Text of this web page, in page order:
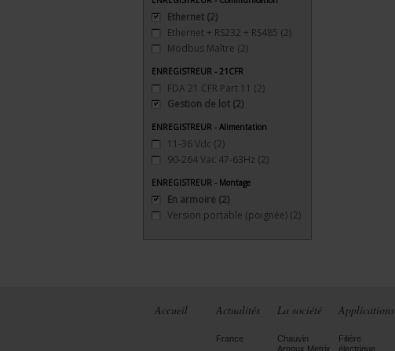
Ethernet (2)
Ethernet + RS232 + RS485 (2)
Modbus Maître (2)
ENREGISTREUR - 21CFR
FDA 21 CFR Part 11 (2)
Gestion de lot (2)
ENREGISTREUR - Alimentation
11-36 Vdc (2)
90-264 Vac 47-63Hz (2)
ENREGISTREUR - Montage
En armoire (2)
Version portable (poignée) (2)
Accueil Actualités
France
La société
Chauvin
Arnoux Metrix
Applications
Filière
électrique